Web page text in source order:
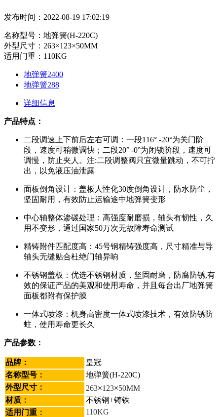
发布时间：2022-08-19 17:02:19
名称型号：地弹簧(H-220C)
外型尺寸：263×123×50MM
适用门重：110KG
地弹簧2400
地弹簧288
详细信息
产品特点：
二段调速上下前后左右可调：一段116° -20°为关门阶
段，速度可稍微调快；二段20° -0°为闭锁阶段，速度可
调慢，防止夹人。注:二段调整阀只宜微量跳动，不可拧
出，以免液压油泄露
面板倒角设计：盖板人性化30度倒角设计，防水防尘，
坚固耐用，有效防止运输途中地弹簧变形
中心轴整体渗碳处理：高强度耐磨损，轴头有韧性，久
用不变形，通过国家50万次无故障寿命测试
精铸附件匹配度高：45号钢精铸强度高，尺寸精准与导
轴头无缝贴合杜绝门轴异响
不锈钢盖板：优选不锈钢材质，坚固耐磨，防腐防锈,有
效的保证产品的美观和使用寿命，并且每台出厂地弹簧
面板都附有保护膜
一体式喷漆：机身高密度一体式喷漆技术，有效防锈防
蛀，使用寿命更长久
产品参数：
品牌：
皇冠
名称型号 ：
地弹簧(H-220C)
外型尺寸 ： 263×123×50MM
材质 ：
不锈钢+铸铁
适用门重 ：
110KG